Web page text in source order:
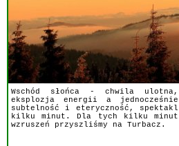
Wschód słońca - chwila ulotna,
eksplozja energii a jednocześnie
subtelność i eteryczność, spektakl
kilku minut. Dla tych kilku minut
wzruszeń przyszliśmy na Turbacz.